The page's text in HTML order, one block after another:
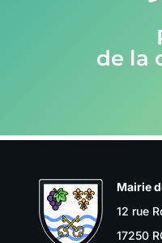
de la
Mairie
12 rue
17250